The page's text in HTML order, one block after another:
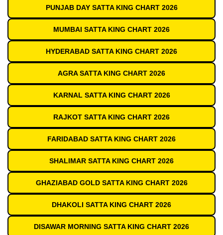
PUNJAB DAY SATTA KING CHART 2026
MUMBAI SATTA KING CHART 2026
HYDERABAD SATTA KING CHART 2026
AGRA SATTA KING CHART 2026
KARNAL SATTA KING CHART 2026
RAJKOT SATTA KING CHART 2026
FARIDABAD SATTA KING CHART 2026
SHALIMAR SATTA KING CHART 2026
GHAZIABAD GOLD SATTA KING CHART 2026
DHAKOLI SATTA KING CHART 2026
DISAWAR MORNING SATTA KING CHART 2026